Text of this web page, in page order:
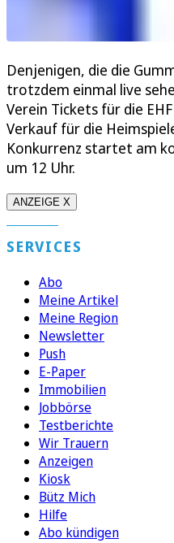
Denjenigen, die die
trotzdem einmal live
Verein Tickets für die
Verkauf für die
Konkurrenz startet am
um 12 Uhr.
ANZEIGE X
SERVICES
Abo
Meine Artikel
Meine Region
Newsletter
Push
E-Paper
Immobilien
Jobbörse
Testberichte
Wir Trauern
Anzeigen
Kiosk
Bütz Mich
Hilfe
Abo kündigen